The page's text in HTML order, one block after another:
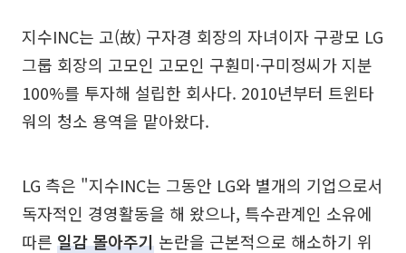
지수INC는 고(故) 구자경 회장의 자녀이자 구광모 LG
그룹 회장의 고모인 고모인 구훤미·구미정씨가 지분
100%를 투자해 설립한 회사다. 2010년부터 트윈타
워의 청소 용역을 맡아왔다.
LG 측은 "지수INC는 그동안 LG와 별개의 기업으로서
독자적인 경영활동을 해 왔으나, 특수관계인 소유에
따른 일감 몰아주기 논란을 근본적으로 해소하기 위